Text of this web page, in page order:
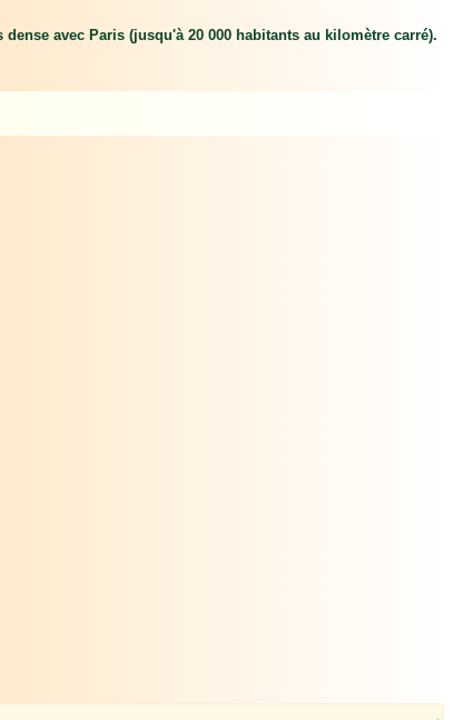
avec Paris (jusqu'à 20 000 habitants au kilomètre carré).